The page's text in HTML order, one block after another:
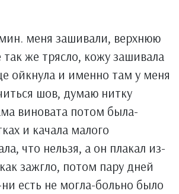
меня зашивали, верхнюю
так же трясло, кожу зашивала
ойкнула и именно там у меня
шов, думаю нитку
виновата потом была-
и качала малого
что нельзя, а он плакал из-
зажгло, потом пару дней
есть не могла-больно было